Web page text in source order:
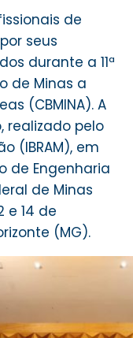
de
seus
durante a 11ª
de Minas a
(CBMINA). A
realizado pelo
(IBRAM), em
de Engenharia
de Minas
e 14 de
(MG).